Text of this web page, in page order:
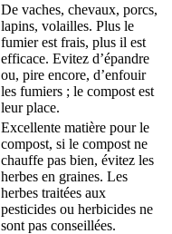
De vaches, chevaux, porcs,
lapins, volailles. Plus le
fumier est frais, plus il est
efficace. Evitez d’épandre
ou, pire encore, d’enfouir
les fumiers ; le compost est
leur place.
Excellente matière pour le
compost, si le compost ne
chauffe pas bien, évitez les
herbes en graines. Les
herbes traitées aux
pesticides ou herbicides ne
sont pas conseillées.